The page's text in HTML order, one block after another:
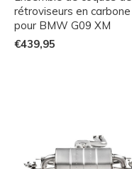
rétroviseurs en carbone
pour BMW G09 XM
€439,95